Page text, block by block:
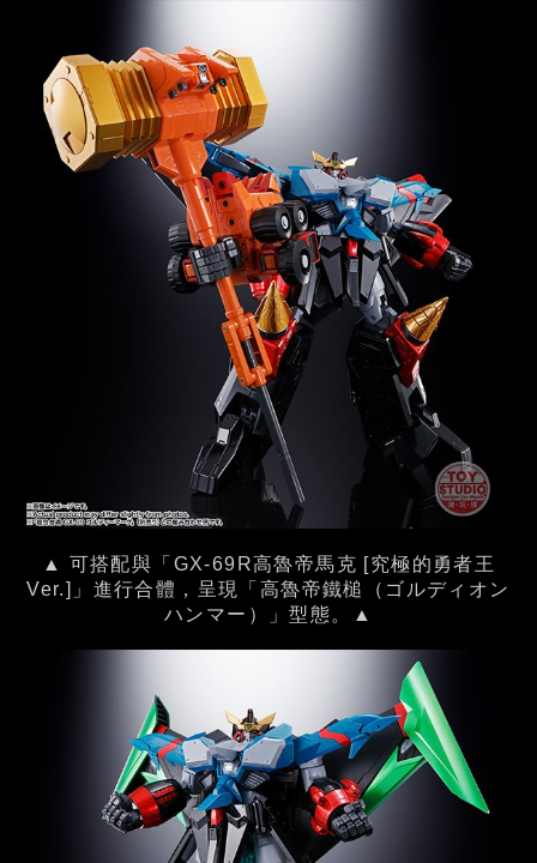
▲ 可搭配與「GX-69R高魯帝馬克 [究極的勇者王
Ver.]」進行合體，呈現「高魯帝鐵槌（ゴルディオン
ハンマー）」型態。▲